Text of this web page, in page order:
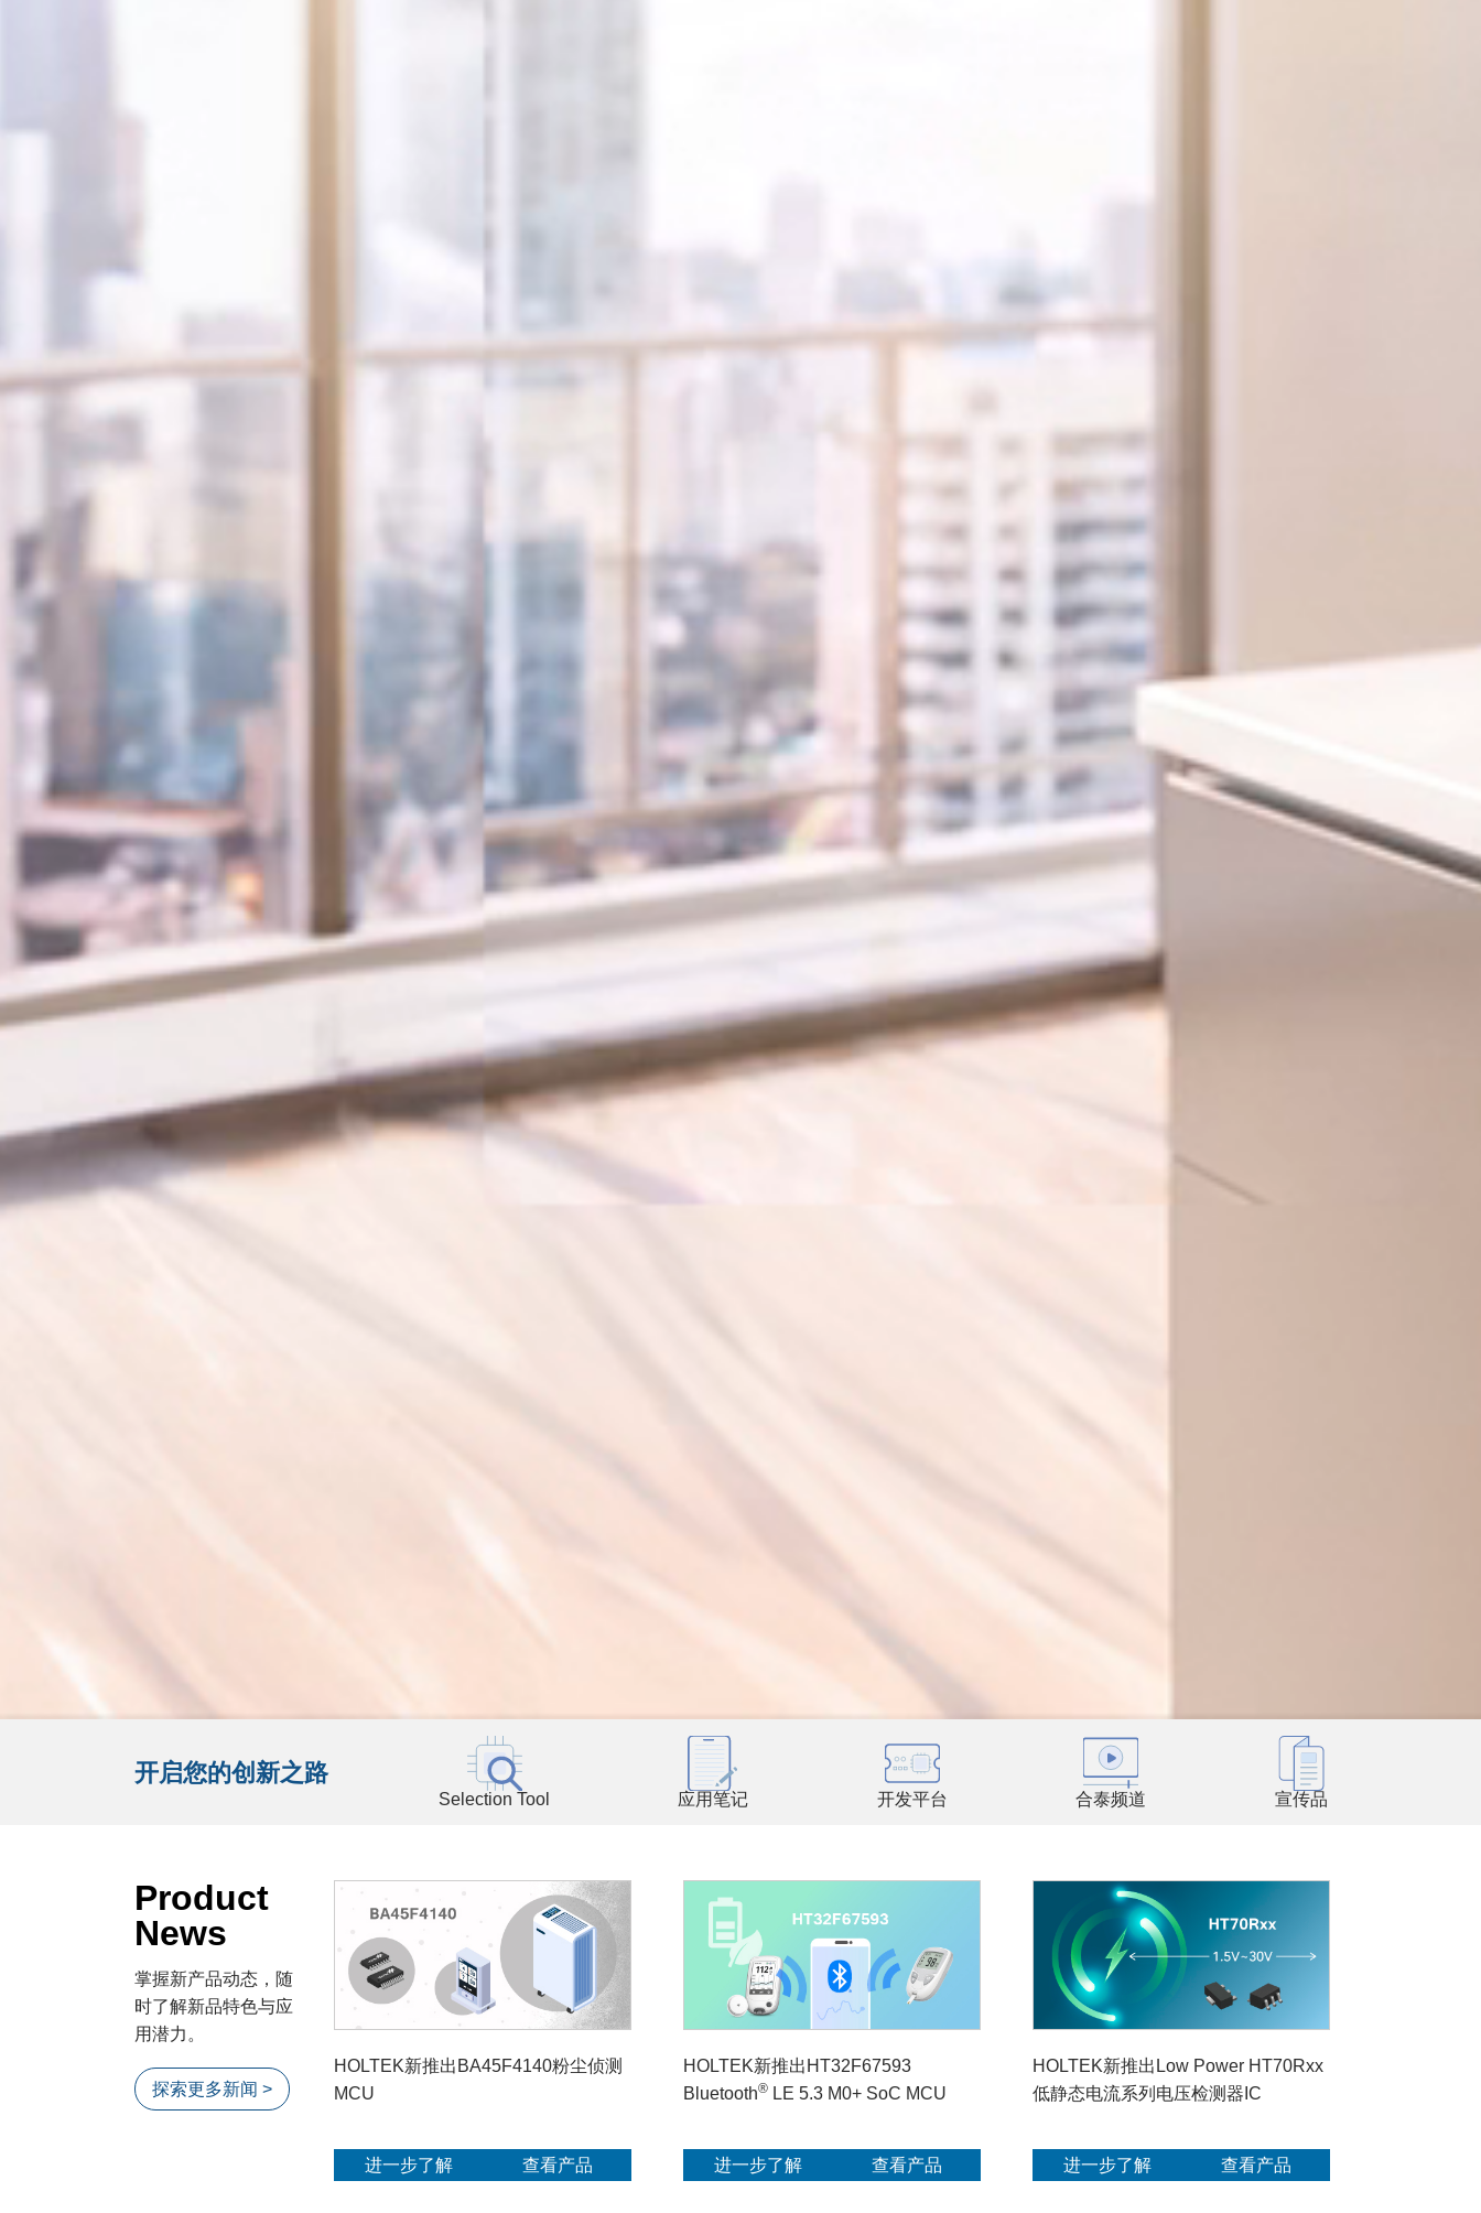
开启您的创新之路
Selection Tool 应用笔记 开发平台 合泰频道 宣传品
Product
News
掌握新产品动态，随
时了解新品特色与应
用潜力。
探索更多新闻 >
HOLTEK新推出BA45F4140粉尘侦测
MCU
进一步了解 查看产品
HOLTEK新推出HT32F67593
Bluetooth® LE 5.3 M0+ SoC MCU
进一步了解 查看产品
HOLTEK新推出Low Power HT70Rxx
低静态电流系列电压检测器IC
进一步了解 查看产品